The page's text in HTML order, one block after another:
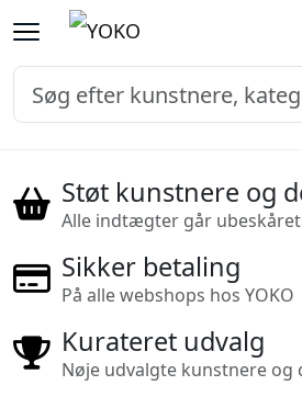
Støt kunstnere og
Alle indtægter går
Sikker betaling
På alle webshops hos YOKO
Kurateret udvalg
Nøje udvalgte kunstnere og